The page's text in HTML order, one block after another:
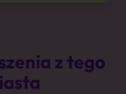
z tego